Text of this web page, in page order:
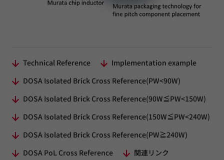
Technical Reference
Implementation example
DOSA Isolated Brick Cross Reference(PW<90W)
DOSA Isolated Brick Cross Reference(90W≦PW<150W)
DOSA Isolated Brick Cross Reference(150W≦PW<240W)
DOSA Isolated Brick Cross Reference(PW≧240W)
DOSA PoL Cross Reference
関連リンク